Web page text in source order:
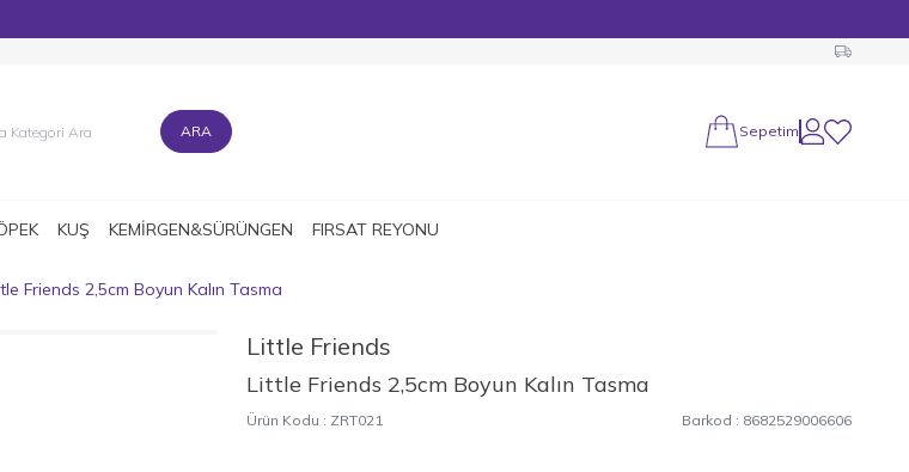
ARA SepetimHesabım
Favorilerim
KUŞ KEMİRGEN&SÜRÜNGEN FIRSAT REYONU
Friends 2,5cm Boyun Kalın Tasma
Little Friends
Little Friends 2,5cm Boyun Kalın Tasma
Ürün Kodu : ZRT021 Barkod : 8682529006606